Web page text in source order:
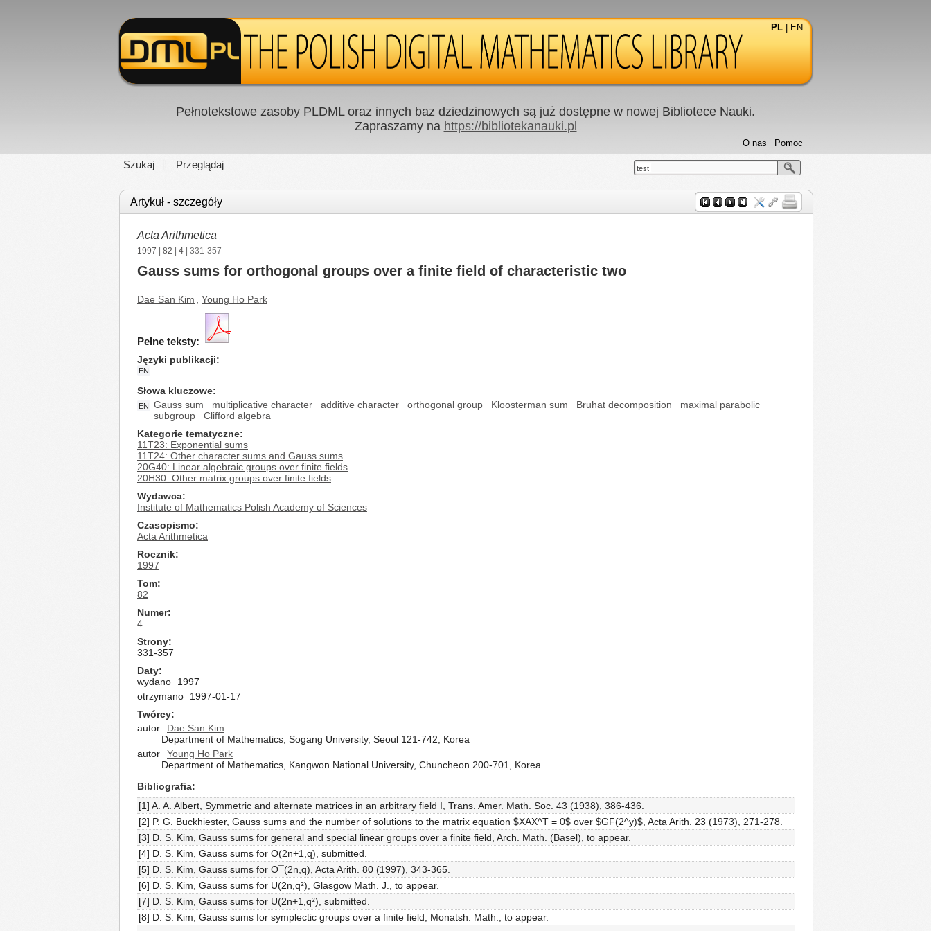
PL EN
Pełnotekstowe zasoby PLDML oraz innych baz dziedzinowych są już dostępne w nowej Bibliotece Nauki.
Zapraszamy na https://bibliotekanauki.pl
Szukaj Przeglądaj
Pomoc
O nas
test
Artykuł - szczegóły
Acta Arithmetica
1997 82 4 | 331-357
Gauss sums for orthogonal groups over a finite field of characteristic two
Dae San Kim Young Ho Park
Pełne teksty:
Języki publikacji
EN
Słowa kluczowe
EN Gauss sum multiplicative character additive character orthogonal group Kloosterman sum Bruhat decomposition
maximal parabolic
subgroup
Clifford algebra
Kategorie tematyczne
11T23: Exponential sums
11T24: Other character sums and Gauss sums
20G40: Linear algebraic groups over finite fields
20H30: Other matrix groups over finite fields
Wydawca
Institute of Mathematics Polish Academy of Sciences
Czasopismo
Acta Arithmetica
Rocznik
1997
Tom
82
Numer
4
Strony
331-357
Daty
wydano
1997
otrzymano
1997-01-17
Twórcy
autor
Dae San Kim
Department of Mathematics, Sogang University, Seoul 121-742, Korea
autor
Young Ho Park
Department of Mathematics, Kangwon National University, Chuncheon 200-701, Korea
Bibliografia
[1] A. A. Albert, Symmetric and alternate matrices in an arbitrary field I, Trans. Amer. Math. Soc. 43 (1938), 386-436.
[2] P. G. Buckhiester, Gauss sums and the number of solutions to the matrix equation $XAX^T = 0$ over $GF(2^y)$, Acta Arith. 23 (1973), 271-278.
[3] D. S. Kim, Gauss sums for general and special linear groups over a finite field, Arch. Math. (Basel), to appear.
[4] D. S. Kim, Gauss sums for O(2n+1,q), submitted.
[5] D. S. Kim, Gauss sums for O¯(2n,q), Acta Arith. 80 (1997), 343-365.
[6] D. S. Kim, Gauss sums for U(2n,q²), Glasgow Math. J., to appear.
[7] D. S. Kim, Gauss sums for U(2n+1,q²), submitted.
[8] D. S. Kim, Gauss sums for symplectic groups over a finite field, Monatsh. Math., to appear.